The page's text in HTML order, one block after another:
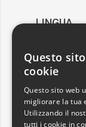
LINGUA
Iscriviti alla
ultime
Questo
cookie
Questo sito web
migliorare la tua
Utilizzando il
tutti i cookie in